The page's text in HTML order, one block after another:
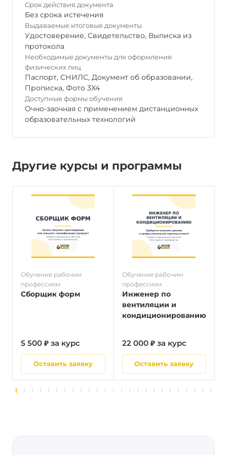
Срок действия документа
Без срока истечения
Выдаваемые итоговые документы
Удостоверение, Свидетельство, Выписка из
протокола
Необходимые документы для оформления
физических лиц
Паспорт, СНИЛС, Документ об образовании,
Прописка, Фото 3Х4
Доступные формы обучения
Очно-заочная с применением дистанционных
образовательных технологий
Другие курсы и программы
Обучение рабочим
профессиям
Сборщик форм
5 500 ₽ за курс
Оставить заявку
Обучение рабочим
профессиям
Инженер по
вентиляции и
кондиционированию
22 000 ₽ за курс
Оставить заявку